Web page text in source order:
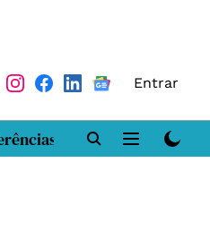
Entrar
DN LAB